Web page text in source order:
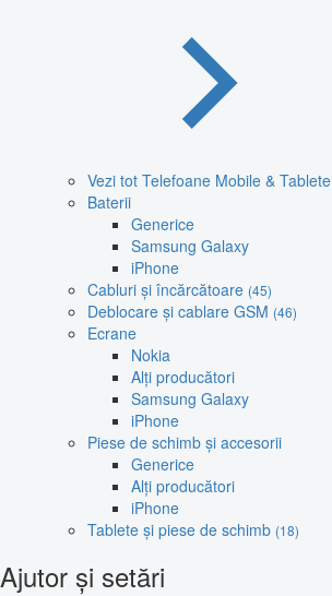
Vezi tot Telefoane Mobile & Tablete
Baterii
Generice
Samsung Galaxy
iPhone
Cabluri și încărcătoare (45)
Deblocare și cablare GSM (46)
Ecrane
Nokia
Alți producători
Samsung Galaxy
iPhone
Piese de schimb și accesorii
Generice
Alți producători
iPhone
Tablete și piese de schimb (18)
Ajutor și setări